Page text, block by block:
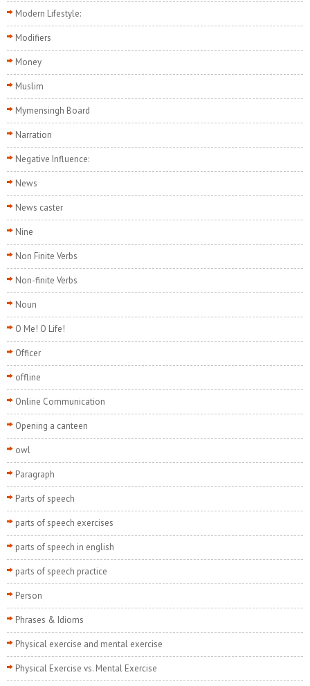
Modern Lifestyle:
Modifiers
Money
Muslim
Mymensingh Board
Narration
Negative Influence:
News
News caster
Nine
Non Finite Verbs
Non-finite Verbs
Noun
O Me! O Life!
Officer
offline
Online Communication
Opening a canteen
owl
Paragraph
Parts of speech
parts of speech exercises
parts of speech in english
parts of speech practice
Person
Phrases & Idioms
Physical exercise and mental exercise
Physical Exercise vs. Mental Exercise